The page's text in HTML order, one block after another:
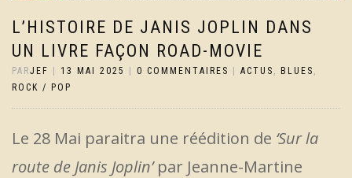
L’HISTOIRE DE JANIS JOPLIN DANS
UN LIVRE FAÇON ROAD-MOVIE
PARJEF | 13 MAI 2025 | 0 COMMENTAIRES | ACTUS BLUES
ROCK / POP
Le 28 Mai paraitra une réédition de ‘Sur la
route de Janis Joplin’par Jeanne-Martine